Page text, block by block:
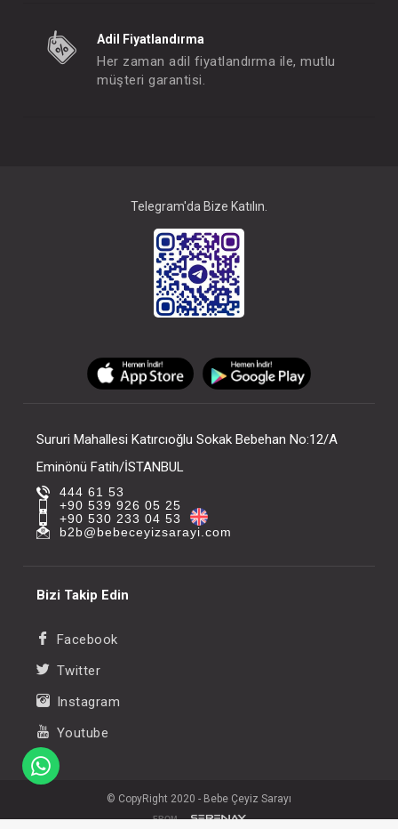
Adil Fiyatlandırma
Her zaman adil fiyatlandırma ile, mutlu
müşteri garantisi.
Telegram'da Bize Katılın.
Sururi Mahallesi Katırcıoğlu Sokak Bebehan No:12/A
Eminönü Fatih/İSTANBUL
444 61 53
+90 539 926 05 25
+90 530 233 04 53
b2b@bebeceyizsarayi.com
Bizi Takip Edin
Facebook
Twitter
Instagram
Youtube
© CopyRight 2020 - Bebe Çeyiz Sarayı
FROM